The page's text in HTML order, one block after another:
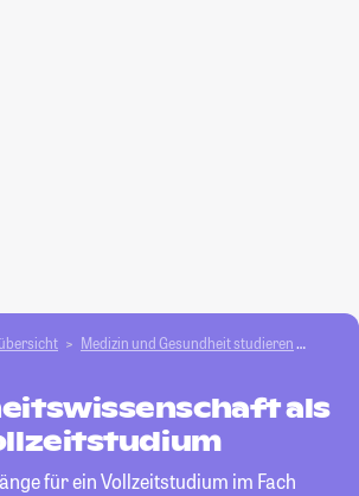
Medizin und Gesundheit studieren
als
für ein Vollzeitstudium im Fach